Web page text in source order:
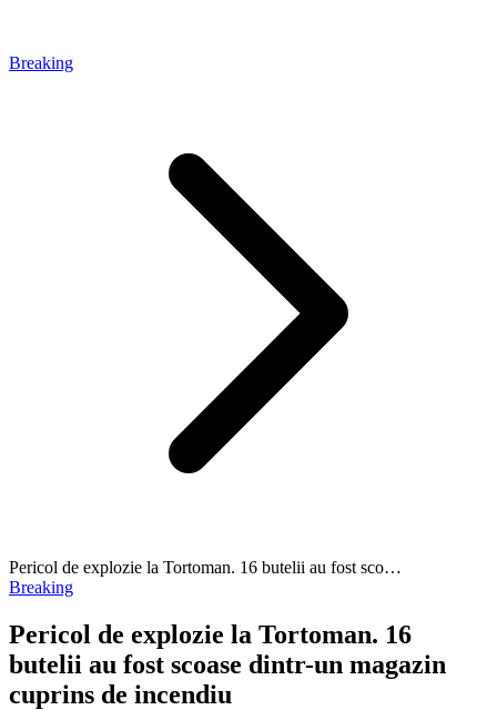
Breaking
Pericol de explozie la Tortoman. 16 butelii au fost sco…
Breaking
Pericol de explozie la Tortoman. 16
butelii au fost scoase dintr-un magazin
cuprins de incendiu